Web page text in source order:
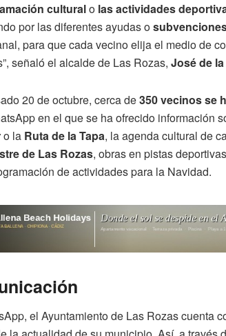
culturalo las actividades
por las diferentes ayudas o
para que cada vecino elija el medio de
señaló el alcalde de Las Rozas, José de
20 de octubre, cerca de350 vecinos se
en el que se ha ofrecido información
o la Ruta de la Tapa, la agenda cultural de
de Las Rozas, obras en pistas
de actividades para la Navidad.
el Ayuntamiento de Las Rozas cuenta